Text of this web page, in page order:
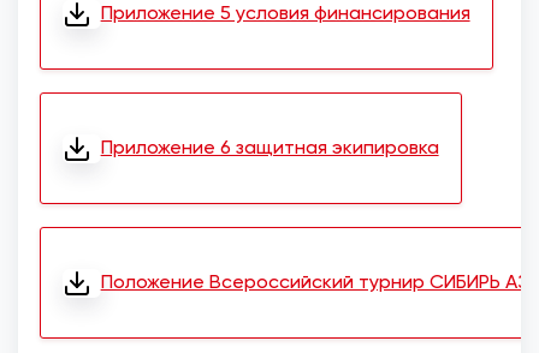
Приложение 5 условия финансирования
Приложение 6 защитная экипировка
Положение Всероссийский турнир СИБИРЬ